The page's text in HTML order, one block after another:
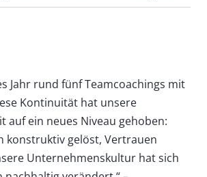
Jahr rund fünf Teamcoachings mit
Kontinuität hat unsere
auf ein neues Niveau gehoben:
konstruktiv gelöst, Vertrauen
Unternehmenskultur hat sich